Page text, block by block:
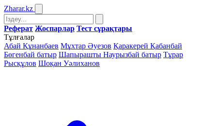
Zharar.kz
Реферат Жоспарлар Тест сұрақтары
Тұлғалар
Абай Құнанбаев Мұхтар Әуезов Қаракерей Қабанбай
Бөгенбай батыр Шапырашты Наурызбай батыр Тұрар
Рысқұлов Шоқан Уәлиханов